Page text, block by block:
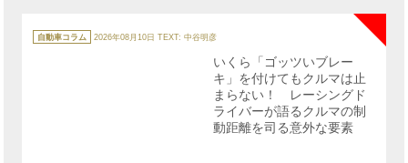
テ
ゴ
自動車コラム 2026年08月10日 TEXT: 中谷明彦
いくら「ゴッツいブレー
キ」を付けてもクルマは止
まらない！ レーシングド
ライバーが語るクルマの制
動距離を司る意外な要素